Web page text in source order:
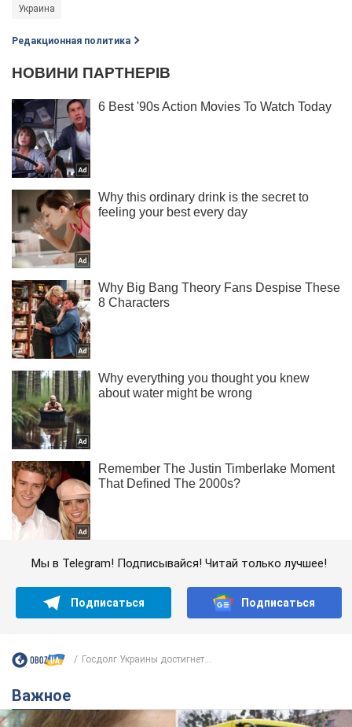
Украина
Редакционная политика
Мы в Telegram! Подписывайся! Читай только лучшее!
Подписаться Подписаться
Госдолг Украины достигнет...
Важное